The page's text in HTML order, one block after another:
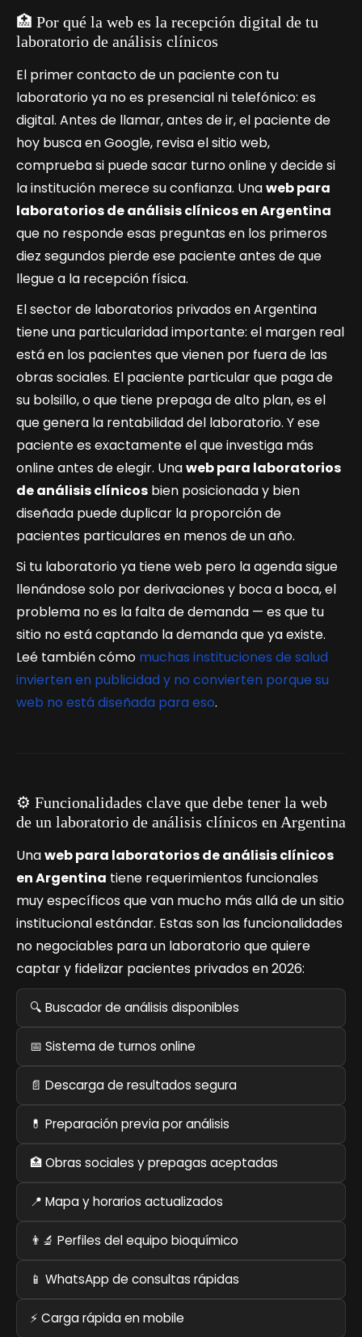
🏥 Por qué la web es la recepción digital de tu
laboratorio de análisis clínicos
El primer contacto de un paciente con tu
laboratorio ya no es presencial ni telefónico: es
digital. Antes de llamar, antes de ir, el paciente de
hoy busca en Google, revisa el sitio web,
comprueba si puede sacar turno online y decide si
la institución merece su confianza. Unaweb para
laboratorios de análisis clínicos en Argentina
que no responde esas preguntas en los primeros
diez segundos pierde ese paciente antes de que
llegue a la recepción física.
El sector de laboratorios privados en Argentina
tiene una particularidad importante: el margen real
está en los pacientes que vienen por fuera de las
obras sociales. El paciente particular que paga de
su bolsillo, o que tiene prepaga de alto plan, es el
que genera la rentabilidad del laboratorio. Y ese
paciente es exactamente el que investiga más
online antes de elegir. Unaweb para laboratorios
de análisis clínicos bien posicionada y bien
diseñada puede duplicar la proporción de
pacientes particulares en menos de un año.
Si tu laboratorio ya tiene web pero la agenda sigue
llenándose solo por derivaciones y boca a boca, el
problema no es la falta de demanda — es que tu
sitio no está captando la demanda que ya existe.
Leé también cómo muchas instituciones de salud
invierten en publicidad y no convierten porque su
web no está diseñada para eso.
⚙️ Funcionalidades clave que debe tener la web
de un laboratorio de análisis clínicos en Argentina
Unaweb para laboratorios de análisis clínicos
en Argentina tiene requerimientos funcionales
muy específicos que van mucho más allá de un sitio
institucional estándar. Estas son las funcionalidades
no negociables para un laboratorio que quiere
captar y fidelizar pacientes privados en 2026:
🔍 Buscador de análisis disponibles
📅 Sistema de turnos online
📄 Descarga de resultados segura
💊 Preparación previa por análisis
🏥 Obras sociales y prepagas aceptadas
📍 Mapa y horarios actualizados
👨‍🔬 Perfiles del equipo bioquímico
📱 WhatsApp de consultas rápidas
⚡ Carga rápida en mobile